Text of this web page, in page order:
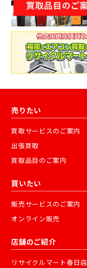
売りたい
買取サービスのご案内
出張買取
買取品目のご案内
買いたい
販売サービスのご案内
オンライン販売
店舗のご紹介
リサイクルマート春日店